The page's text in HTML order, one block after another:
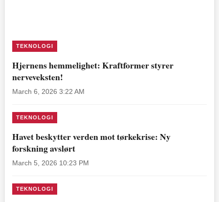
TEKNOLOGI
Hjernens hemmelighet: Kraftformer styrer
nerveveksten!
March 6, 2026 3:22 AM
TEKNOLOGI
Havet beskytter verden mot tørkekrise: Ny
forskning avslørt
March 5, 2026 10:23 PM
TEKNOLOGI